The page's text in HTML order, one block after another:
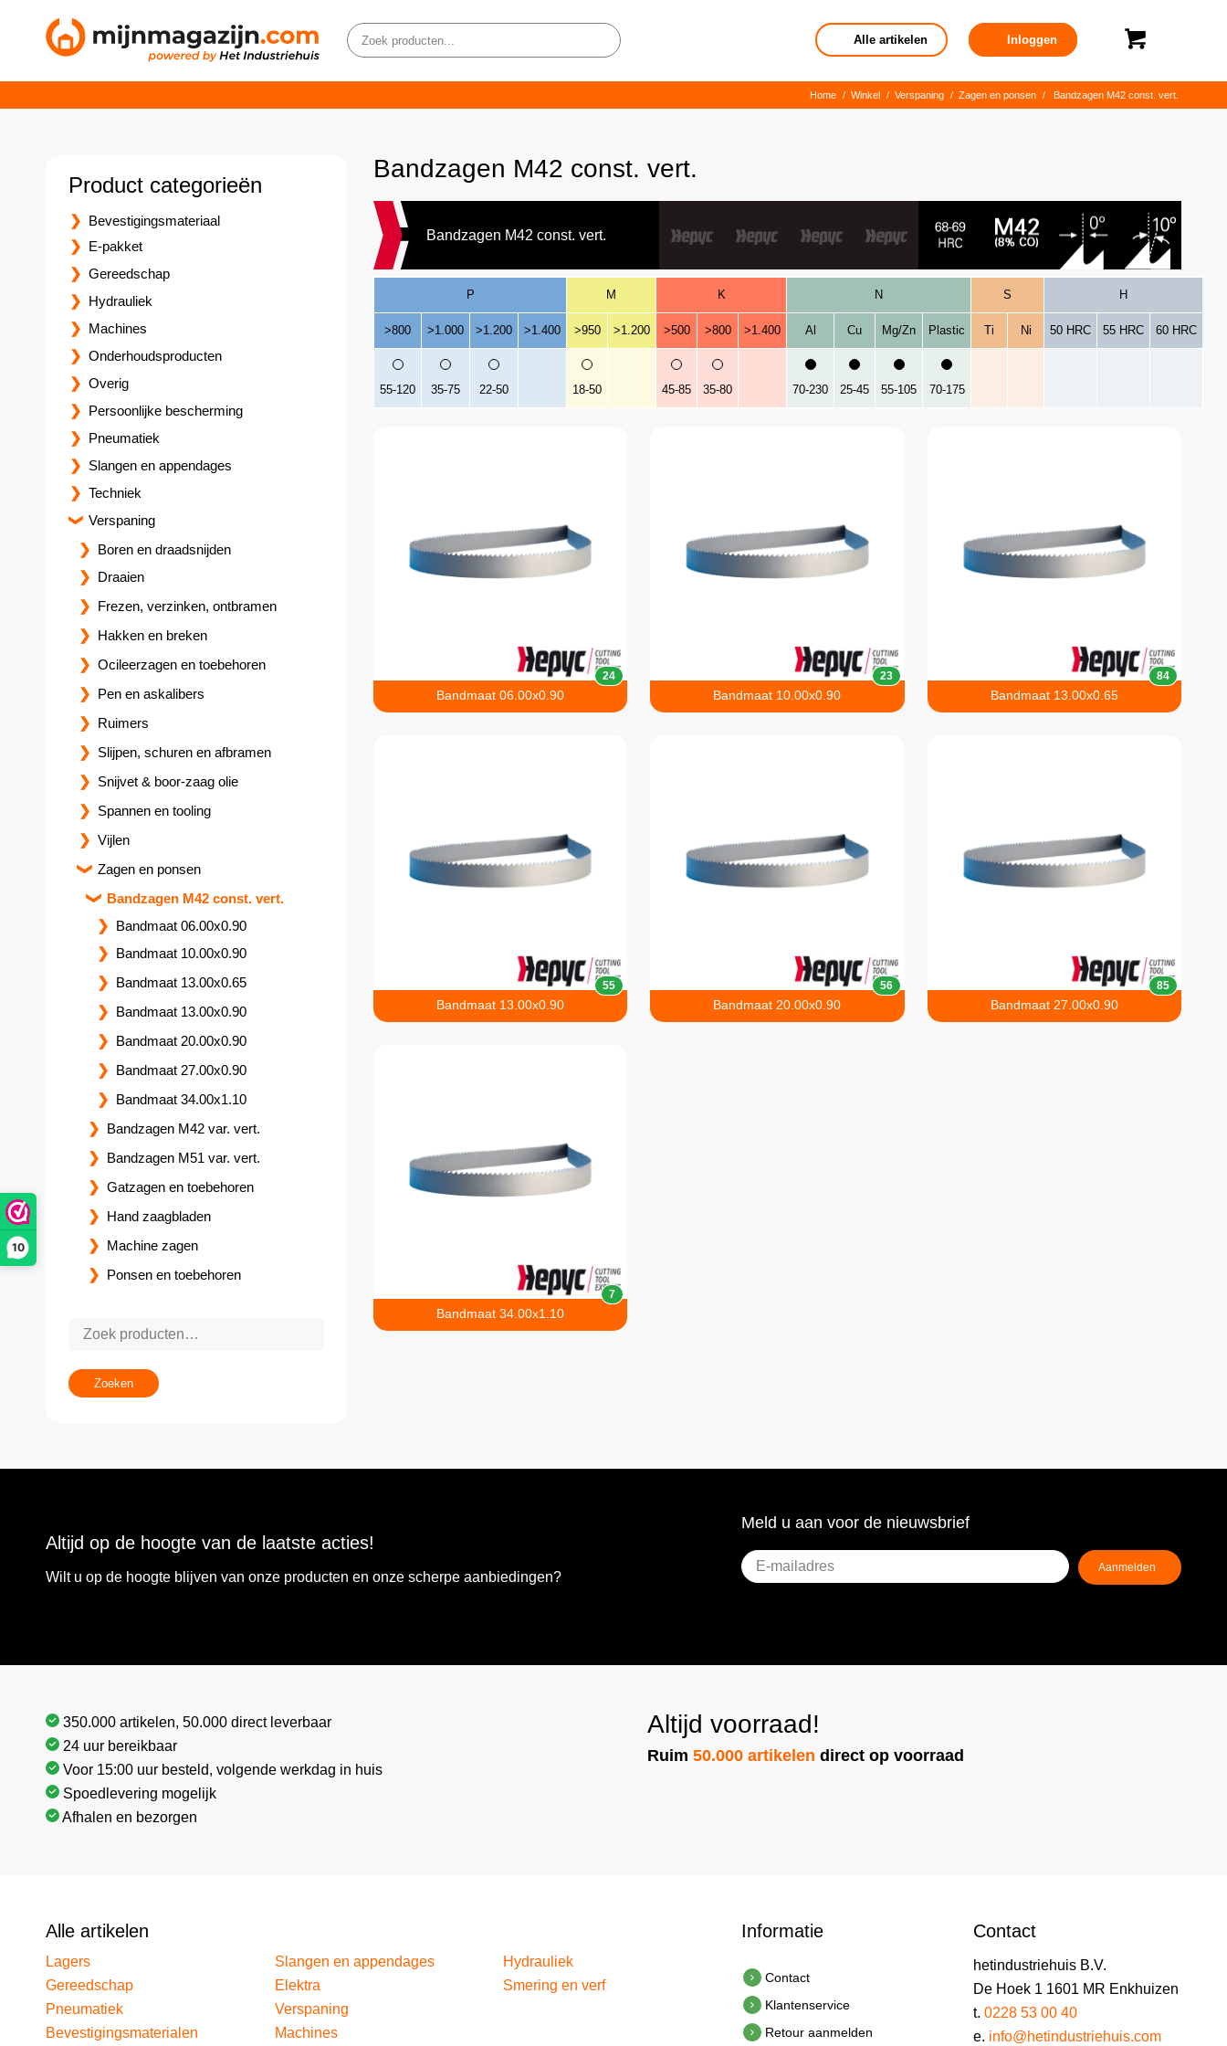
10
Alle artikelen Inloggen
Home / Winkel / Verspaning / Zagen en ponsen / Bandzagen M42 const. vert.
Bandzagen M42 const. vert.
Bandzagen M42 const. vert.
P M K N S H
>800 >1.000 >1.200 >1.400 >950 >1.200 >500 >800 >1.400 Al Cu Mg/Zn Plastic Ti Ni 50 HRC 55 HRC 60 HRC
55-120 35-75 22-50 18-50 45-85 35-80 70-230 25-45 55-105 70-175
Bandmaat 06.00x0.90
24
Bandmaat 10.00x0.90
23
Bandmaat 13.00x0.65
84
Bandmaat 13.00x0.90
55
Bandmaat 20.00x0.90
56
Bandmaat 27.00x0.90
85
Bandmaat 34.00x1.10
7
Product categorieën
Bevestigingsmateriaal
E-pakket
Gereedschap
Hydrauliek
Machines
Onderhoudsproducten
Overig
Persoonlijke bescherming
Pneumatiek
Slangen en appendages
Techniek
Verspaning
Boren en draadsnijden
Draaien
Frezen, verzinken, ontbramen
Hakken en breken
Ocileerzagen en toebehoren
Pen en askalibers
Ruimers
Slijpen, schuren en afbramen
Snijvet & boor-zaag olie
Spannen en tooling
Vijlen
Zagen en ponsen
Bandzagen M42 const. vert.
Bandmaat 06.00x0.90
Bandmaat 10.00x0.90
Bandmaat 13.00x0.65
Bandmaat 13.00x0.90
Bandmaat 20.00x0.90
Bandmaat 27.00x0.90
Bandmaat 34.00x1.10
Bandzagen M42 var. vert.
Bandzagen M51 var. vert.
Gatzagen en toebehoren
Hand zaagbladen
Machine zagen
Ponsen en toebehoren
Zoeken
Altijd op de hoogte van de laatste acties!
Wilt u op de hoogte blijven van onze producten en onze scherpe aanbiedingen?
Meld u aan voor de nieuwsbrief
E-
mailadres
350.000 artikelen, 50.000 direct leverbaar
24 uur bereikbaar
Voor 15:00 uur besteld, volgende werkdag in huis
Spoedlevering mogelijk
Afhalen en bezorgen
Altijd voorraad!
Ruim50.000 artikelen direct op voorraad
Alle artikelen
Lagers
Gereedschap
Pneumatiek
Bevestigingsmaterialen
Slangen en appendages
Elektra
Verspaning
Machines
Hydrauliek
Smering en verf
Informatie
Contact
Klantenservice
Retour aanmelden
Contact
hetindustriehuis B.V.
De Hoek 1 1601 MR Enkhuizen
t. 0228 53 00 40
e. info@hetindustriehuis.com